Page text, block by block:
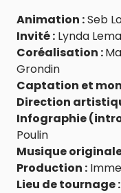
Animation :Seb
Invité : Lynda
Coréalisation :
Grondin
Captation et
Direction
Infographie
Poulin
Musique
Production :
Lieu de tournage :